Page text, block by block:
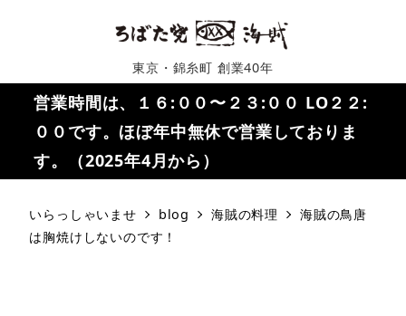
東京・錦糸町 創業40年
営業時間は、１６:００〜２３:００ LO２２:
００です。ほぼ年中無休で営業しておりま
す。（2025年4月から）
いらっしゃいませ blog 海賊の料理
海賊の鳥唐
は胸焼けしないのです！